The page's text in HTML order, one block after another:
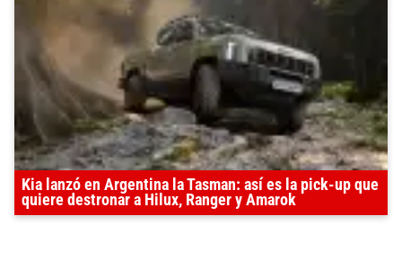
Kia lanzó en Argentina la Tasman: así es la pick-up que
quiere destronar a Hilux, Ranger y Amarok